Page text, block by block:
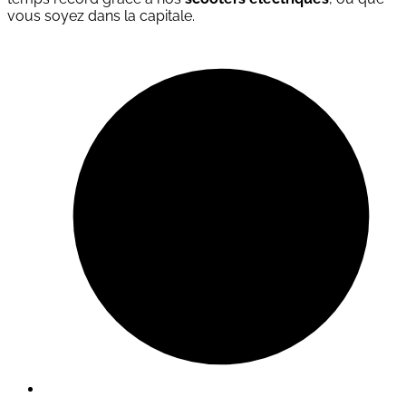
vous soyez dans la capitale.